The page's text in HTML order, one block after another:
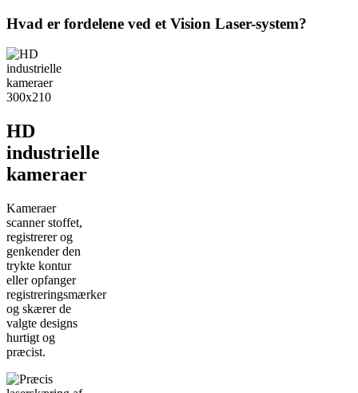
Hvad er fordelene ved et Vision Laser-system?
HD
industrielle
kameraer
Kameraer
scanner stoffet,
registrerer og
genkender den
trykte kontur
eller opfanger
registreringsmærker
og skærer de
valgte designs
hurtigt og
præcist.